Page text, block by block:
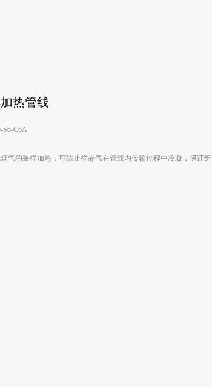
热管线
S6-C6A
气的采样加热，可防止样品气在管线内传输过程中冷凝，保证组